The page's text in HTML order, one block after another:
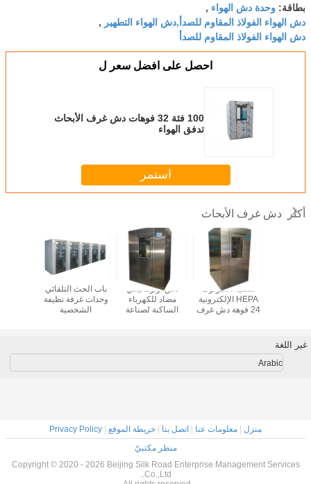
بطاقة: وحدة دش الهواء ,
دش الهواء الفولاذ المقاوم للصدأ,دش الهواء التطهير ,
دش الهواء الفولاذ المقاوم للصدأ
احصل على افضل سعر ل
100 فئة 32 فوهات دش غرف الأبحاث
تدفق الهواء
استمر
أكثر دش غرف الأبحاث
باب الحث التلقائي
وحدات غرفة نظيفة
الشخصية
دش أوتوماتيكي
مضاد للكهرباء
الساكنة لصناعة
تصفية الانترلوك
HEPA الإلكترونية
24 فوهة دش غرف
غير اللغة
Arabic
منزل | معلومات عنا | اتصل بنا | خريطة الموقع |
Privacy Policy
منظر مكتبيّ
Copyright © 2020 - 2026 Beijing Silk Road Enterprise Management Services
Co.,Ltd..